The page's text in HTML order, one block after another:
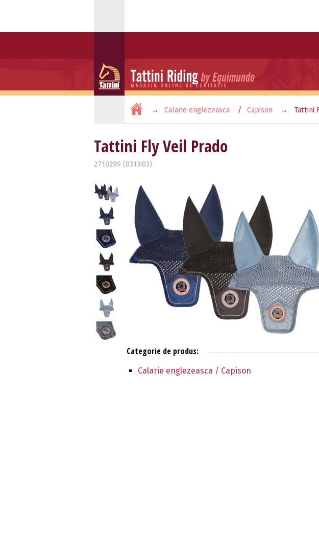
Calarie englezeasca Capison Tattini
Tattini Fly Veil Prado
2710299 (0313i03)
Categorie de produs:
Calarie englezeasca / Capison